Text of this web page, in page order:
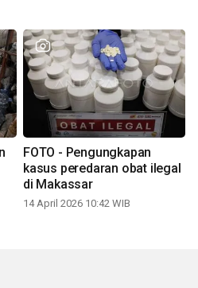
FOTO - Pengungkapan
kasus peredaran obat ilegal
di Makassar
14 April 2026 10:42 WIB